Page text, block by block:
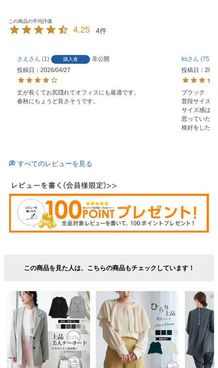
4.25 4
さえ 1 購入者
非公開
投稿日
2026/04/27
丈が長くてお尻隠れてオフィスにも最適です。
春秋にちょうど良さそうです。
ks
75
投稿日
ブラック
普段サイズ
サイズ感は
思っていた
格好をした
すべてのレビューを見る
この商品を見た人は、こちらの商品もチェックしています！